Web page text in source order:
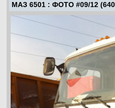
МАЗ 6501 : ФОТО #09/12 (640